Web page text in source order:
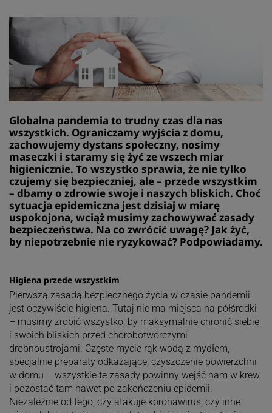
Globalna pandemia to trudny czas dla nas
wszystkich. Ograniczamy wyjścia z domu,
zachowujemy dystans społeczny, nosimy
maseczki i staramy się żyć ze wszech miar
higienicznie. To wszystko sprawia, że nie tylko
czujemy się bezpieczniej, ale – przede wszystkim
– dbamy o zdrowie swoje i naszych bliskich. Choć
sytuacja epidemiczna jest dzisiaj w miarę
uspokojona, wciąż musimy zachowywać zasady
bezpieczeństwa. Na co zwrócić uwagę? Jak żyć,
by niepotrzebnie nie ryzykować? Podpowiadamy.
Higiena przede wszystkim
Pierwszą zasadą bezpiecznego życia w czasie pandemii
jest oczywiście higiena. Tutaj nie ma miejsca na półśrodki
– musimy zrobić wszystko, by maksymalnie chronić siebie
i swoich bliskich przed chorobotwórczymi
drobnoustrojami. Częste mycie rąk wodą z mydłem,
specjalnie preparaty odkażające, czyszczenie powierzchni
w domu – wszystkie te zasady powinny wejść nam w krew
i pozostać tam nawet po zakończeniu epidemii.
Niezależnie od tego, czy atakuje koronawirus, czy inne